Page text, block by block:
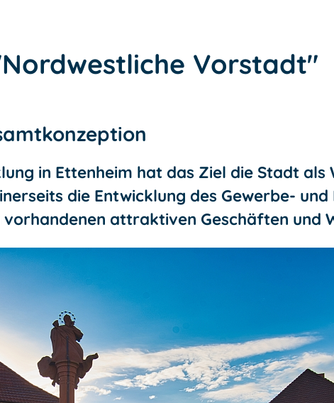
Vorstadt"
in Ettenheim hat das Ziel die Stadt
die Entwicklung des Gewerbe-
attraktiven Geschäften und